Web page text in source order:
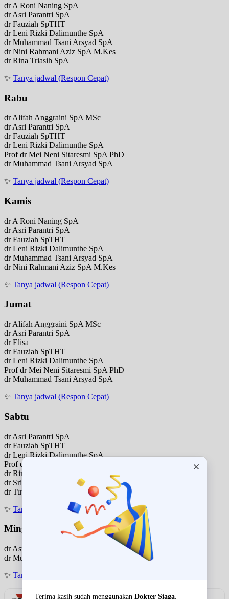
dr A Roni Naning SpA
dr Asri Parantri SpA
dr Fauziah SpTHT
dr Leni Rizki Dalimunthe SpA
dr Muhammad Tsani Arsyad SpA
dr Nini Rahmani Aziz SpA M.Kes
dr Rina Triasih SpA
✨ Tanya jadwal (Respon Cepat)
Rabu
dr Alifah Anggraini SpA MSc
dr Asri Parantri SpA
dr Fauziah SpTHT
dr Leni Rizki Dalimunthe SpA
Prof dr Mei Neni Sitaresmi SpA PhD
dr Muhammad Tsani Arsyad SpA
✨ Tanya jadwal (Respon Cepat)
Kamis
dr A Roni Naning SpA
dr Asri Parantri SpA
dr Fauziah SpTHT
dr Leni Rizki Dalimunthe SpA
dr Muhammad Tsani Arsyad SpA
dr Nini Rahmani Aziz SpA M.Kes
✨ Tanya jadwal (Respon Cepat)
Jumat
dr Alifah Anggraini SpA MSc
dr Asri Parantri SpA
dr Elisa
dr Fauziah SpTHT
dr Leni Rizki Dalimunthe SpA
Prof dr Mei Neni Sitaresmi SpA PhD
dr Muhammad Tsani Arsyad SpA
✨ Tanya jadwal (Respon Cepat)
Sabtu
dr Asri Parantri SpA
dr Fauziah SpTHT
dr Leni Rizki Dalimunthe SpA
Prof dr Mei Neni Sitaresmi SpA PhD
dr Rina Triasih SpA
dr Sri Mulatsih SpA
dr Tuty Darmawati SpA
✨ Tanya jadwal (Respon Cepat)
Minggu
dr Asri Parantri SpA
dr Muhammad Tsani Arsyad SpA
✨ Tanya jadwal (Respon Cepat)